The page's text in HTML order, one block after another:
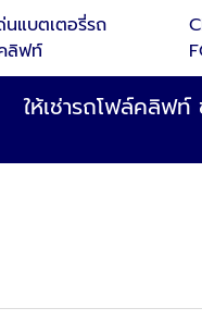
นแบตเตอรี่รถ
ลิฟท์
ให้เช่ารถโฟล์คลิฟ